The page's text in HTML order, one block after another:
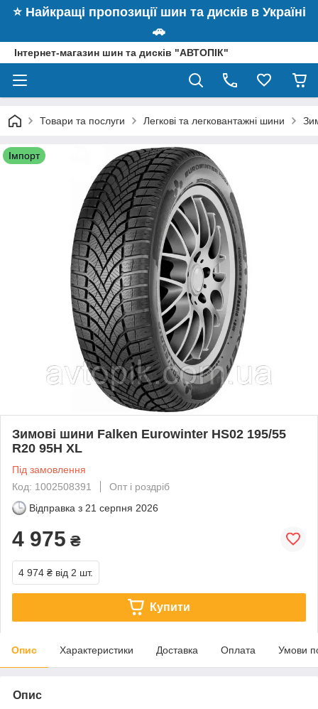
⭐️ Найкращі пропозиції шин та дисків в Україні
🚗
Інтернет-магазин шин та дисків "АВТОПІК"
Товари та послуги Легкові та легковантажні шини
Імпорт
Зимові шини Falken Eurowinter HS02 195/55
R20 95H XL
Під замовлення
Код: 1002508391
Опт і роздріб
Відправка з 21 серпня 2026
4 975 ₴
4 974 ₴ від 2 шт.
Купити
Опис Характеристики Доставка Оплата Умови
Опис